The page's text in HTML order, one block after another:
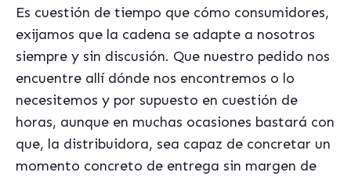
Es cuestión de tiempo que cómo consumidores,
exijamos que la cadena se adapte a nosotros
siempre y sin discusión. Que nuestro pedido nos
encuentre allí dónde nos encontremos o lo
necesitemos y por supuesto en cuestión de
horas, aunque en muchas ocasiones bastará con
que, la distribuidora, sea capaz de concretar un
momento concreto de entrega sin margen de